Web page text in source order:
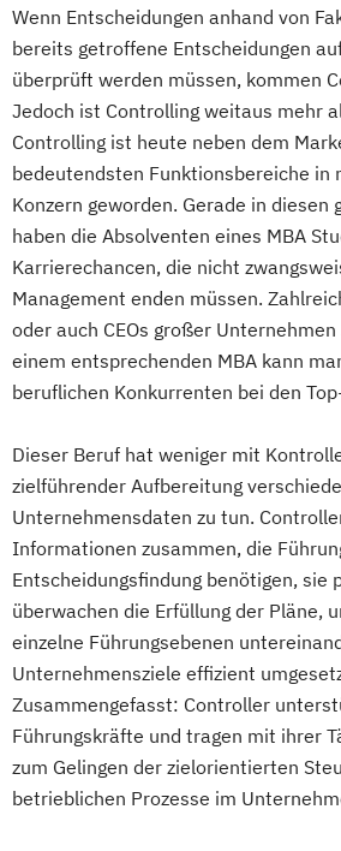
Wenn Entscheidungen anhand von
bereits getroffene Entscheidungen
überprüft werden müssen, kommen
Jedoch ist Controlling weitaus mehr
Controlling ist heute neben dem
bedeutendsten Funktionsbereiche in
Konzern geworden. Gerade in diesen
haben die Absolventen eines MBA
Karrierechancen, die nicht
Management enden müssen.
oder auch CEOs großer
einem entsprechenden MBA kann
beruflichen Konkurrenten bei den
Dieser Beruf hat weniger mit
zielführender Aufbereitung
Unternehmensdaten zu tun.
Informationen zusammen, die
Entscheidungsfindung benötigen, sie
überwachen die Erfüllung der Pläne,
einzelne Führungsebenen
Unternehmensziele effizient
Zusammengefasst: Controller
Führungskräfte und tragen mit ihrer
zum Gelingen der zielorientierten
betrieblichen Prozesse im